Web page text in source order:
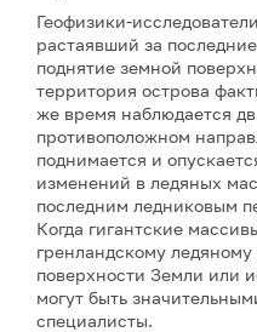
Геофизики-
растаявший за
поднятие земной
территория острова
же время наблюдается
противоположном
поднимается и
изменений в ледяных
последним ледниковым
Когда гигантские
гренландскому
поверхности Земли или
могут быть
специалисты.